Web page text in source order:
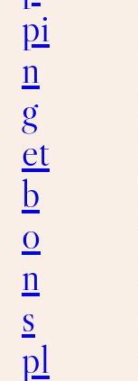
pi
n
g
et
b
o
n
s
pl